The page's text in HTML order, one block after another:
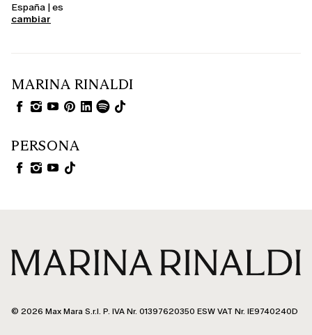
España | es
cambiar
MARINA RINALDI
PERSONA
© 2026 Max Mara S.r.l. P. IVA Nr. 01397620350 ESW VAT Nr. IE9740240D